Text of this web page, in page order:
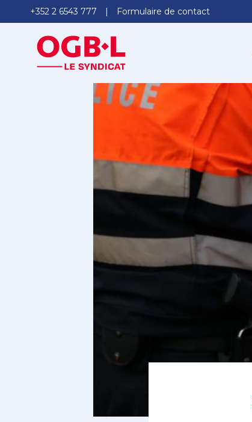
+352 2 6543 777 Formulaire de contact